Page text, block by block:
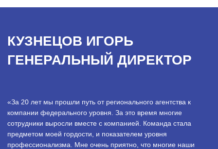
КУЗНЕЦОВ ИГОРЬ
ГЕНЕРАЛЬНЫЙ ДИРЕКТОР
«За 20 лет мы прошли путь от регионального агентства к
компании федерального уровня. За это время многие
сотрудники выросли вместе с компанией. Команда стала
предметом моей гордости, и показателем уровня
профессионализма. Мне очень приятно, что многие наши